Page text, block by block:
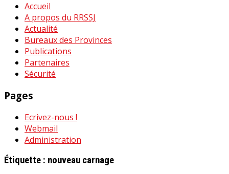
Accueil
A propos du RRSSJ
Actualité
Bureaux des Provinces
Publications
Partenaires
Sécurité
Pages
Ecrivez-nous !
Webmail
Administration
Étiquette : nouveau carnage